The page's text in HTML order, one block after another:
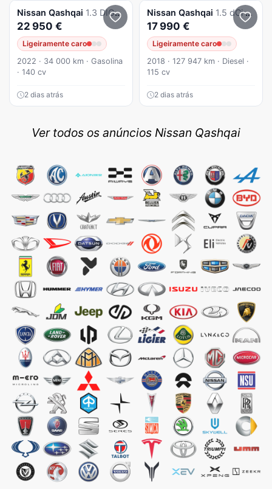
Nissan Qashqai 1.3 DIG-T Acenta
22 950 €
Ligeiramente caro
2022 · 34 000 km · Gasolina
· 140 cv
2 dias atrás
Nissan Qashqai 1.5 dCi N-Connecta J18
17 990 €
Ligeiramente caro
2018 · 127 947 km · Diesel ·
115 cv
2 dias atrás
Ver todos os anúncios Nissan Qashqai